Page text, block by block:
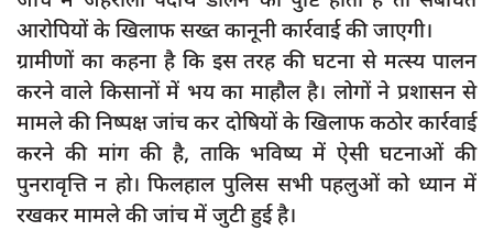
आरोपियों के खिलाफ सख्त कानूनी कार्रवाई की जाएगी।
ग्रामीणों का कहना है कि इस तरह की घटना से मत्स्य पालन
करने वाले किसानों में भय का माहौल है। लोगों ने प्रशासन से
मामले की निष्पक्ष जांच कर दोषियों के खिलाफ कठोर कार्रवाई
करने की मांग की है, ताकि भविष्य में ऐसी घटनाओं की
पुनरावृत्ति न हो। फिलहाल पुलिस सभी पहलुओं को ध्यान में
रखकर मामले की जांच में जुटी हुई है।